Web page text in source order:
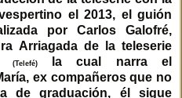
el 2013, el guión
por Carlos Galofré,
Arriagada de la teleserie
(Telefé)la cual narra el
ex compañeros que no
de graduación, él sigue